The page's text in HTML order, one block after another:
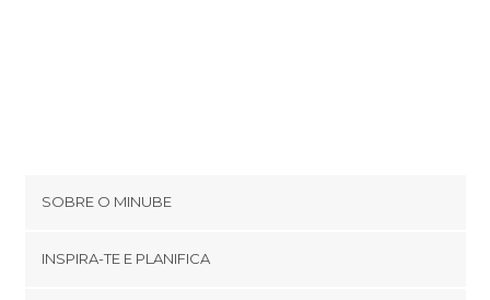
SOBRE O MINUBE
INSPIRA-TE E PLANIFICA